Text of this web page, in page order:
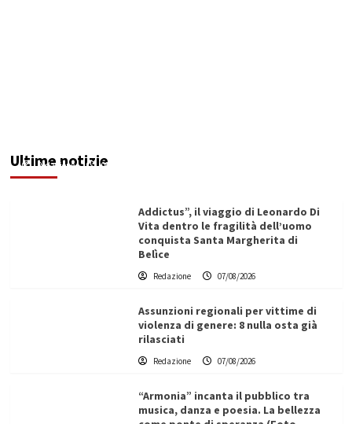
Ultime notizie
Redazione 08/08/2026
Addictus”, il viaggio di Leonardo Di
Vita dentro le fragilità dell’uomo
conquista Santa Margherita di
Belìce
Redazione 07/08/2026
Assunzioni regionali per vittime di
violenza di genere: 8 nulla osta già
rilasciati
Redazione 07/08/2026
“Armonia” incanta il pubblico tra
musica, danza e poesia. La bellezza